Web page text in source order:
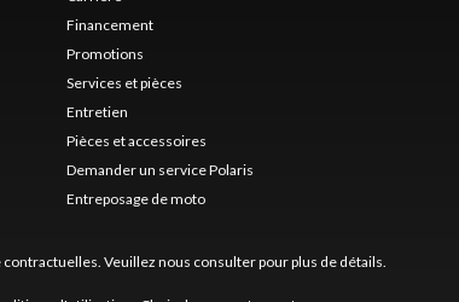
Financement
Promotions
Services et pièces
Entretien
Pièces et accessoires
Demander un service Polaris
Entreposage de moto
Veuillez nous consulter pour plus de détails.